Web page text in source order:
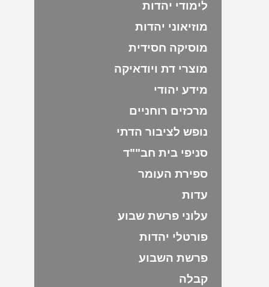
לימודי יהדות
מוזיאוני יהדות
מוסיקה חסידית
מוצרי דת ויודאיקה
מידע יהודי
מרכזים רוחניים
נופש לציבור הדתי
סניפי בית חב""ד
ספירת העומר
עדות
עלוני פרשת שבוע
פורטלי יהדות
פרשת השבוע
קבלה